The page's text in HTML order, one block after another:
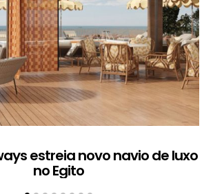
estreia novo navio de luxo
no Egito